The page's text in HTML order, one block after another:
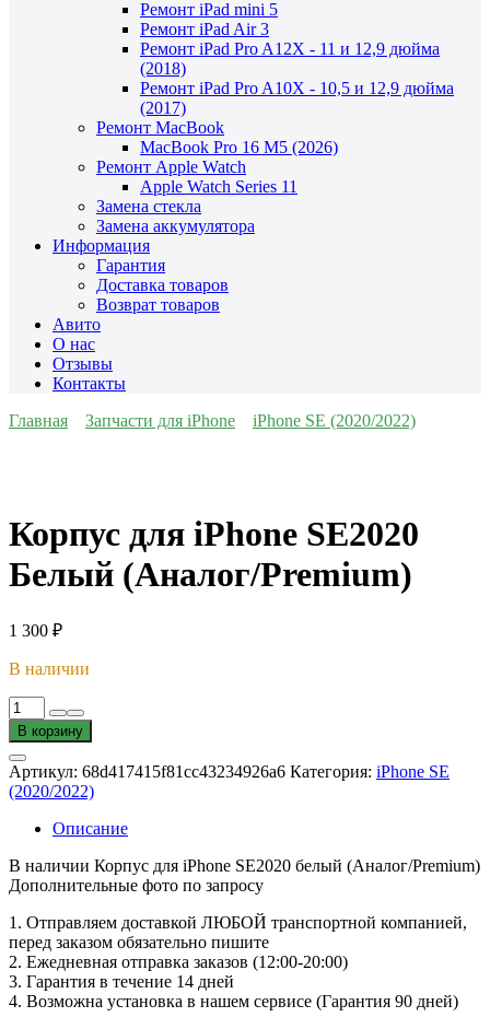
Ремонт iPad mini 5
Ремонт iPad Air 3
Ремонт iPad Pro A12X - 11 и 12,9 дюйма
(2018)
Ремонт iPad Pro A10X - 10,5 и 12,9 дюйма
(2017)
Ремонт MacBook
MacBook Pro 16 M5 (2026)
Ремонт Apple Watch
Apple Watch Series 11
Замена стекла
Замена аккумулятора
Информация
Гарантия
Доставка товаров
Возврат товаров
Авито
О нас
Отзывы
Контакты
Главная
Запчасти для iPhone iPhone SE (2020/2022)
Корпус для iPhone SE2020
Белый (Аналог/Premium)
1 300 ₽
В наличии
Количество
товара
Корпус
для
iPhone
SE2020
Белый
(Аналог/Premium)
В корзину
Артикул: 68d417415f81cc43234926a6 Категория: iPhone SE
(2020/2022)
Описание
В наличии Корпус для iPhone SE2020 белый (Аналог/Premium)
Дополнительные фото по запросу
1. Oтпpавляем доставкой ЛЮБОЙ транспортной компанией,
перед заказом обязательно пишите
2. Ежедневная отправка заказов (12:00-20:00)
3. Гарантия в течение 14 дней
4. Возможна установка в нашем сервисе (Гарантия 90 дней)